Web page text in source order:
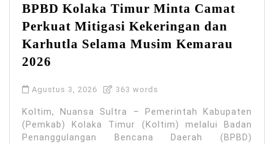
BPBD Kolaka Timur Minta Camat
Perkuat Mitigasi Kekeringan dan
Karhutla Selama Musim Kemarau
2026
Agustus 3, 2026 363 words
Koltim, Nuansa Sultra – Pemerintah Kabupaten
(Pemkab) Kolaka Timur (Koltim) melalui Badan
Penanggulangan Bencana Daerah (BPBD)